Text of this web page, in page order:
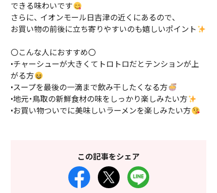
できる味わいです
さらに、 イオンモール日吉津の近くにあるので、
お買い物の前後に立ち寄りやすいのも嬉しいポイント
〇こんな人におすすめ〇
•チャーシューが大きくてトロトロだとテンションが上
がる方
•スープを最後の一滴まで飲み干したくなる方
•地元・鳥取の新鮮食材の味をしっかり楽しみたい方
•お買い物ついでに美味しいラーメンを楽しみたい方
この記事をシェア